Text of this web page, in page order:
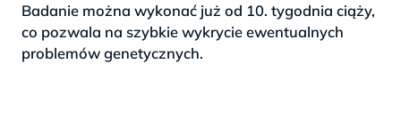
Badanie można wykonać już od 10. tygodnia ciąży,
co pozwala na szybkie wykrycie ewentualnych
problemów genetycznych.